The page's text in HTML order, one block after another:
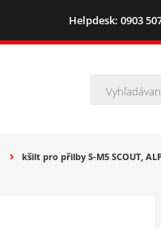
Helpdesk: 0903
kšilt pro přilby S-M5 SCOUT,